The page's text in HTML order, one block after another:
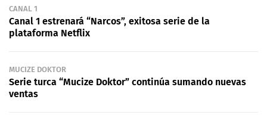
CANAL 1
Canal 1 estrenará “Narcos”, exitosa serie de la
plataforma Netflix
MUCIZE DOKTOR
Serie turca “Mucize Doktor” continúa sumando nuevas
ventas